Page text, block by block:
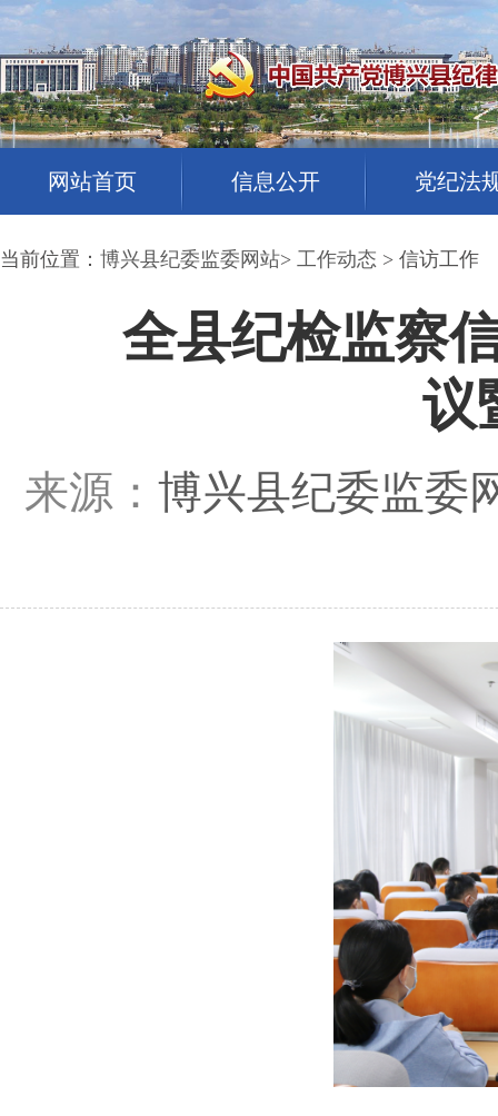
网站首页 信息公开 党纪法
当前位置： 博兴县纪委监委网站> 工作动态 > 信访工作
全县纪检监察
议
来源： 博兴县纪委监委